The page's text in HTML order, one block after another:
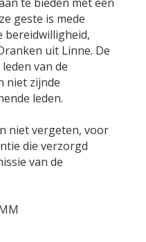
geste is mede
bereidwilligheid,
uit Linne. De
van de
niet zijnde
leden.
niet vergeten, voor
die verzorgd
van de